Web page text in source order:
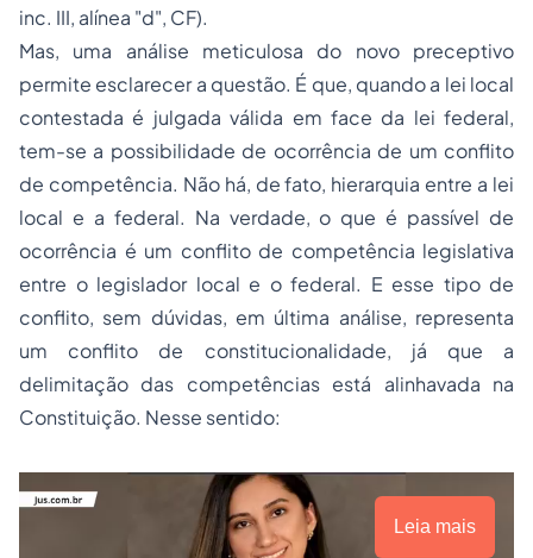
inc. III, alínea "d", CF).
Mas, uma análise meticulosa do novo preceptivo
permite esclarecer a questão. É que, quando a lei local
contestada é julgada válida em face da lei federal,
tem-se a possibilidade de ocorrência de um conflito
de competência. Não há, de fato, hierarquia entre a lei
local e a federal. Na verdade, o que é passível de
ocorrência é um conflito de competência legislativa
entre o legislador local e o federal. E esse tipo de
conflito, sem dúvidas, em última análise, representa
um conflito de constitucionalidade, já que a
delimitação das competências está alinhavada na
Constituição. Nesse sentido:
Leia mais